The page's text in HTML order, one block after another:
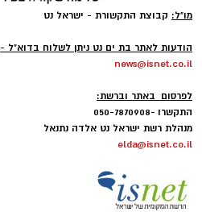
מו"ל: קבוצת התקשורת - ישראל נט
הודעות לאתר בת ים נט ניתן לשלוח בדוא"ל -
news@isnet.co.il
לפרסום באתר וברשת:
התקשרו -050-7870908
מנהלת רשת ישראל נט אלדה נתנאל
elda@isnet.co.il